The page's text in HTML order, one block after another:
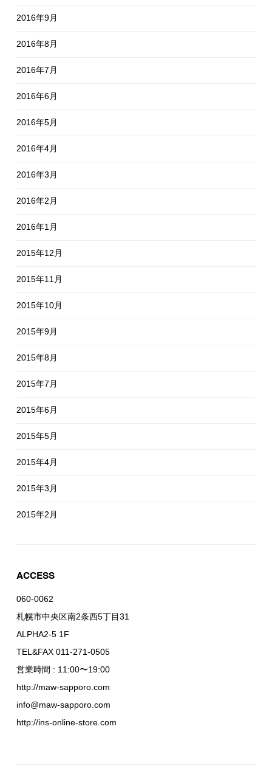
2016年9月
2016年8月
2016年7月
2016年6月
2016年5月
2016年4月
2016年3月
2016年2月
2016年1月
2015年12月
2015年11月
2015年10月
2015年9月
2015年8月
2015年7月
2015年6月
2015年5月
2015年4月
2015年3月
2015年2月
ACCESS
060-0062
札幌市中央区南2条西5丁目31
ALPHA2-5 1F
TEL&FAX 011-271-0505
営業時間 : 11:00〜19:00
http://maw-sapporo.com
info@maw-sapporo.com
http://ins-online-store.com